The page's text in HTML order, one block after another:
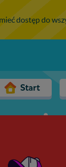
dostęp do
Start